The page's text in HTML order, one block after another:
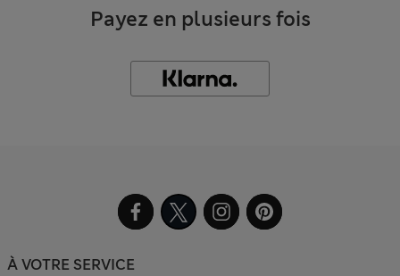
Payez en plusieurs fois
À VOTRE SERVICE